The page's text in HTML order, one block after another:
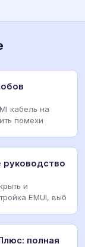
кабель на
помехи
руководство
и
EMUI, выб
полная